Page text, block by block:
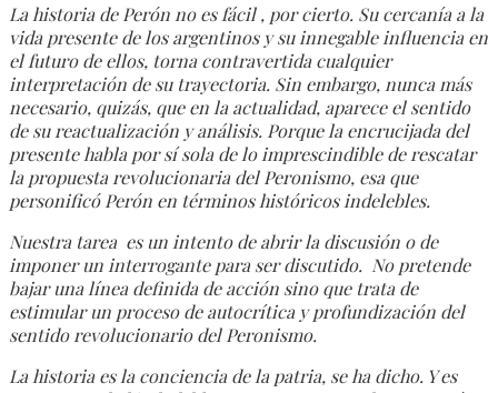
La historia de Perón no es fácil , por cierto. Su cercanía a la
vida presente de los argentinos y su innegable influencia en
el futuro de ellos, torna contravertida cualquier
interpretación de su trayectoria. Sin embargo, nunca más
necesario, quizás, que en la actualidad, aparece el sentido
de su reactualización y análisis. Porque la encrucijada del
presente habla por sí sola de lo imprescindible de rescatar
la propuesta revolucionaria del Peronismo, esa que
personificó Perón en términos históricos indelebles.
Nuestra tarea es un intento de abrir la discusión o de
imponer un interrogante para ser discutido. No pretende
bajar una línea definida de acción sino que trata de
estimular un proceso de autocrítica y profundización del
sentido revolucionario del Peronismo.
La historia es la conciencia de la patria, se ha dicho. Y es